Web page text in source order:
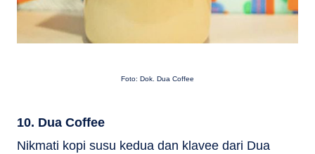
Foto: Dok. Dua Coffee
10. Dua Coffee
Nikmati kopi susu kedua dan klavee dari Dua